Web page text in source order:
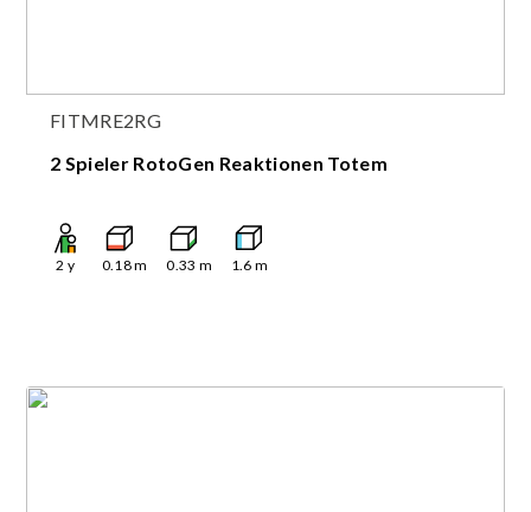
FITMRE2RG
2 Spieler RotoGen Reaktionen Totem
2 y 0.18m 0.33 m 1.6 m